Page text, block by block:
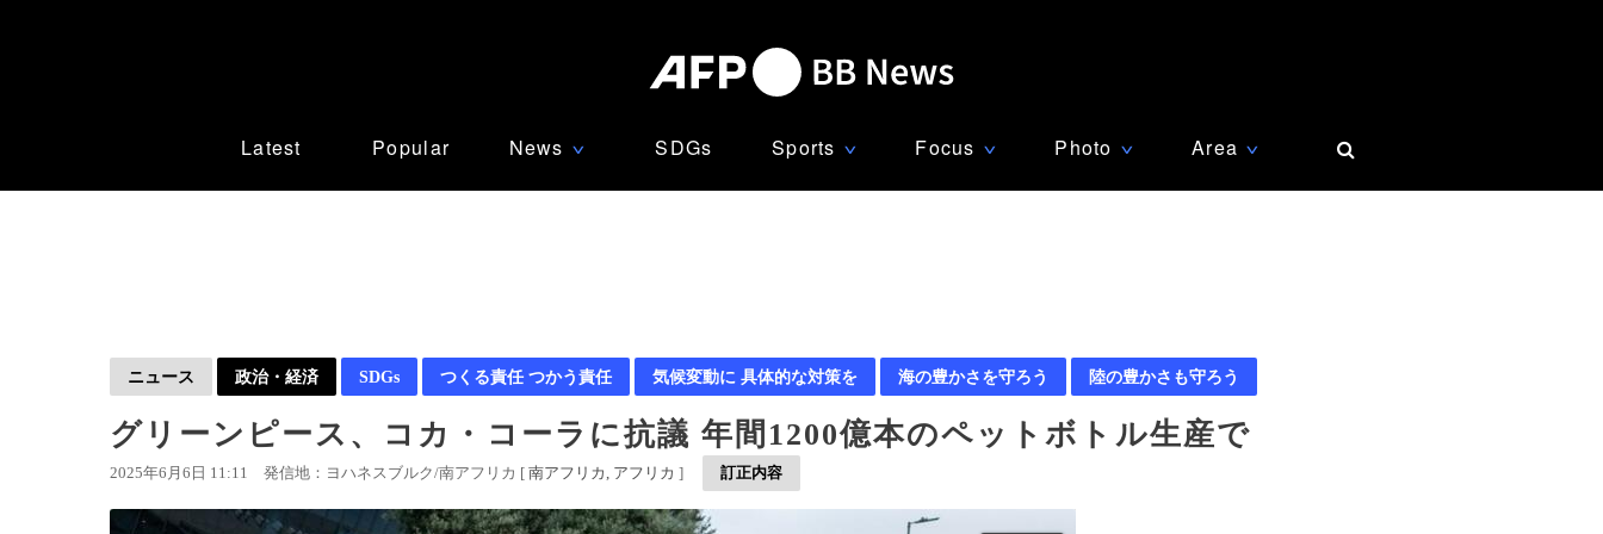
Latest Popular News ∨ SDGs Sports ∨ Focus ∨ Photo ∨ Area ∨
ニュース 政治・経済 SDGs つくる責任 つかう責任 気候変動に 具体的な対策を 海の豊かさを守ろう 陸の豊かさも守ろう
グリーンピース、コカ・コーラに抗議 年間1200億本のペットボトル生産で
2025年6月6日 11:11 発信地：ヨハネスブルク/南アフリカ [ 南アフリカ アフリカ ] 訂正内容